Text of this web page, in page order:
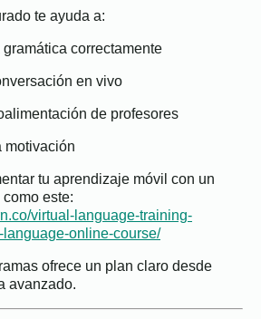
te ayuda a:
gramática correctamente
en vivo
de profesores
motivación
tu aprendizaje móvil con un
este:
virtual-language-training-
online-course/
ofrece un plan claro desde
avanzado.